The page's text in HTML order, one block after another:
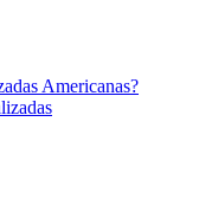
Americanas?